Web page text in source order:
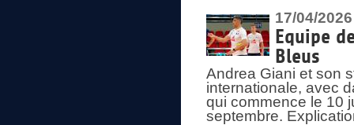
17/04/2026
Equipe
Bleus
Andrea Giani et son
internationale, avec
qui commence le 10
septembre.